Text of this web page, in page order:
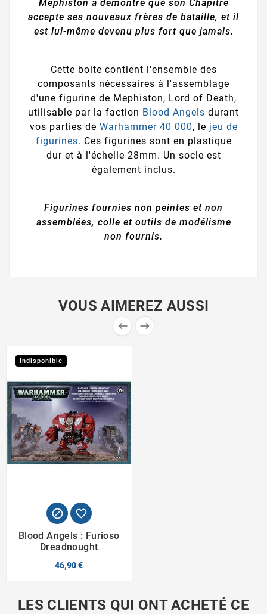
Mephiston a démontré que son Chapitre
accepte ses nouveaux frères de bataille, et il
est lui-même devenu plus fort que jamais.
Cette boite contient l'ensemble des
composants nécessaires à l'assemblage
d'une figurine de Mephiston, Lord of Death,
utilisable par la faction Blood Angels durant
vos parties de Warhammer 40 000, le jeu de
figurines. Ces figurines sont en plastique
dur et à l'échelle 28mm. Un socle est
également inclus.
Figurines fournies non peintes et non
assemblées, colle et outils de modélisme
non fournis.
VOUS AIMEREZ AUSSI
 
Indisponible
 
Blood Angels : Furioso
Dreadnought
46,90 €
LES CLIENTS QUI ONT ACHETÉ CE